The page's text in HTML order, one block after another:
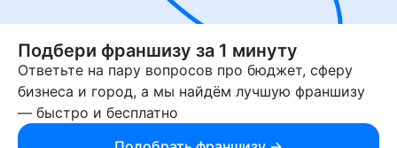
на сайте или полученной через него. За достоверность
предоставленной информации несет ответственность
правообладатель.
© 2013-2026 Бизнесменс.ру. ИП Богомолов Ю. А. ИНН
166109472099 ОГРН 1315169000030181.
При использовании материалов гиперссылка на businessmens.ru
обязательна. 12+
Подбери франшизу за 1 минуту
Ответьте на пару вопросов про бюджет, сферу
бизнеса и город, а мы найдём лучшую франшизу
— быстро и бесплатно